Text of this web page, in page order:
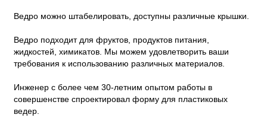
Ведро можно штабелировать, доступны различные крышки.
Ведро подходит для фруктов, продуктов питания,
жидкостей, химикатов. Мы можем удовлетворить ваши
требования к использованию различных материалов.
Инженер с более чем 30-летним опытом работы в
совершенстве спроектировал форму для пластиковых
ведер.